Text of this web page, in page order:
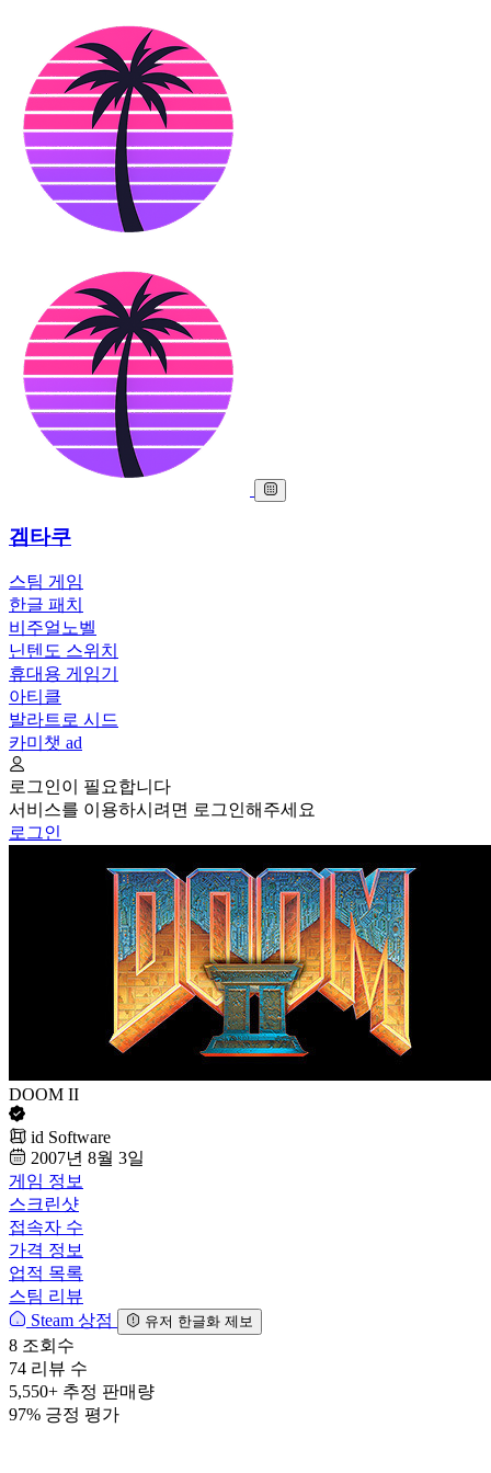
겜타쿠
스팀 게임
한글 패치
비주얼노벨
닌텐도 스위치
휴대용 게임기
아티클
발라트로 시드
카미챗 ad
로그인이 필요합니다
서비스를 이용하시려면 로그인해주세요
로그인
DOOM II
id Software
2007년 8월 3일
게임 정보
스크린샷
접속자 수
가격 정보
업적 목록
스팀 리뷰
Steam 상점
유저 한글화 제보
8 조회수
74 리뷰 수
5,550+ 추정 판매량
97% 긍정 평가